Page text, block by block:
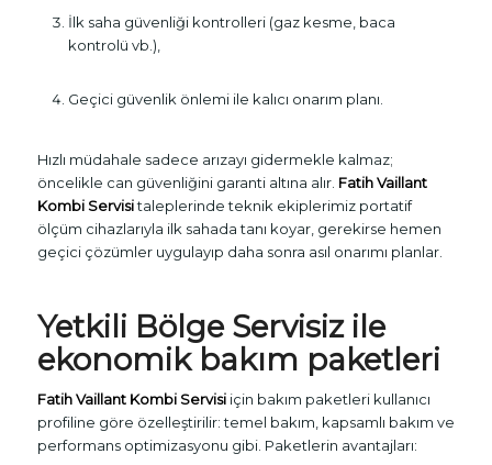
İlk saha güvenliği kontrolleri (gaz kesme, baca
kontrolü vb.),
Geçici güvenlik önlemi ile kalıcı onarım planı.
Hızlı müdahale sadece arızayı gidermekle kalmaz;
öncelikle can güvenliğini garanti altına alır. Fatih Vaillant
Kombi Servisitaleplerinde teknik ekiplerimiz portatif
ölçüm cihazlarıyla ilk sahada tanı koyar, gerekirse hemen
geçici çözümler uygulayıp daha sonra asıl onarımı planlar.
Yetkili Bölge Servisiz ile
ekonomik bakım paketleri
Fatih Vaillant Kombi Servisiiçin bakım paketleri kullanıcı
profiline göre özelleştirilir: temel bakım, kapsamlı bakım ve
performans optimizasyonu gibi. Paketlerin avantajları: